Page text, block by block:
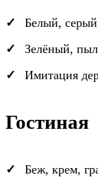
Белый,
Зелёный,
Имитация
Гостиная
Беж, крем,